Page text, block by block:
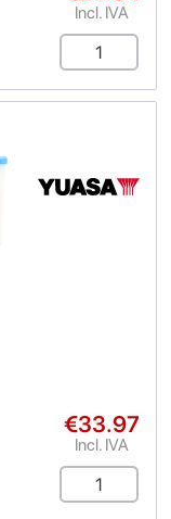
Incl. IVA
€33.97
Incl. IVA